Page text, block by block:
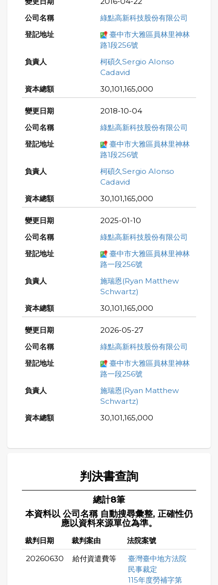
綠點高新科技股份有限公司
臺中市大雅區員林里神林
路1段256號
柯碩久Sergio Alonso
Cadavid
30,101,165,000
2018-10-04
綠點高新科技股份有限公司
臺中市大雅區員林里神林
路1段256號
柯碩久Sergio Alonso
Cadavid
30,101,165,000
2025-01-10
綠點高新科技股份有限公司
臺中市大雅區員林里神林
路一段256號
施瑞恩(Ryan Matthew
Schwartz)
30,101,165,000
2026-05-27
綠點高新科技股份有限公司
臺中市大雅區員林里神林
路一段256號
施瑞恩(Ryan Matthew
Schwartz)
30,101,165,000
判決書查詢
總計8筆
本資料以 公司名稱 自動搜尋彙整, 正確性仍
應以資料來源單位為準。
裁判日期 裁判案由 法院案號
20260630 給付資遣費等
臺灣臺中地方法院
民事裁定
115年度勞補字第